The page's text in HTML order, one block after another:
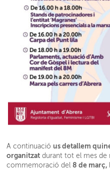
A continuació us detallem
organitzat durant tot el mes de
commemoració del8 de març,